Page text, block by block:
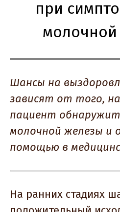
при
Шансы на
зависят от того,
пациент
молочной железы и
помощью в
На ранних стадиях